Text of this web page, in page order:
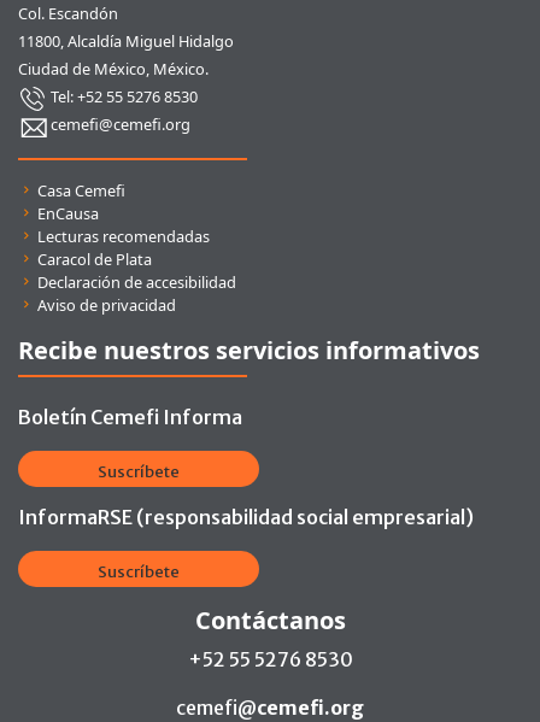
Col. Escandón
11800, Alcaldía Miguel Hidalgo
Ciudad de México, México.
Tel: +52 55 5276 8530
cemefi@cemefi.org
Casa Cemefi
EnCausa
Lecturas recomendadas
Caracol de Plata
Declaración de accesibilidad
Aviso de privacidad
Recibe nuestros servicios informativos
Boletín Cemefi Informa
Suscríbete
InformaRSE (responsabilidad social empresarial)
Suscríbete
Contáctanos
+52 55 5276 8530
cemefi@cemefi.org